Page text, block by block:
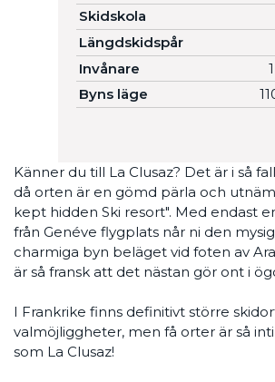
Skidskola
Längdskidspår
Invånare
Byns läge
Känner du till La Clusaz? Det är i så
då orten är en gömd pärla och
kept hidden Ski resort". Med endast
från Genéve flygplats når ni den
charmiga byn beläget vid foten av
är så fransk att det nästan gör ont i
I Frankrike finns definitivt större
valmöjliggheter, men få orter är så
som La Clusaz!